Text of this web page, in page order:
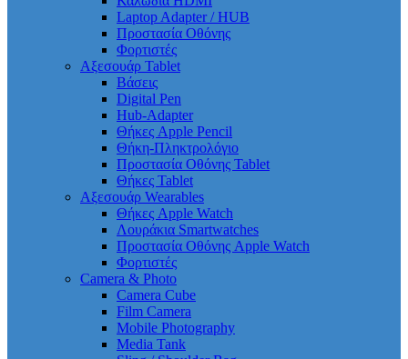
Laptop Adapter / HUB
Προστασία Οθόνης
Φορτιστές
Αξεσουάρ Tablet
Βάσεις
Digital Pen
Hub-Adapter
Θήκες Apple Pencil
Θήκη-Πληκτρολόγιο
Προστασία Οθόνης Tablet
Θήκες Tablet
Αξεσουάρ Wearables
Θήκες Apple Watch
Λουράκια Smartwatches
Προστασία Οθόνης Apple Watch
Φορτιστές
Camera & Photo
Camera Cube
Film Camera
Mobile Photography
Media Tank